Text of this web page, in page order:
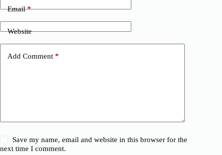
Email*
Website
Add Comment *
Save my name, email and website in this browser for the
next time I comment.